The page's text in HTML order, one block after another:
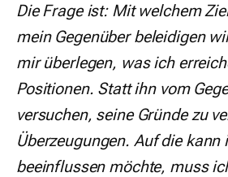
Die Frage ist: Mit welchem
mein Gegenüber beleidigen
mir überlegen, was ich
Positionen. Statt ihn vom
versuchen, seine Gründe zu
Überzeugungen. Auf die
beeinflussen möchte, muss